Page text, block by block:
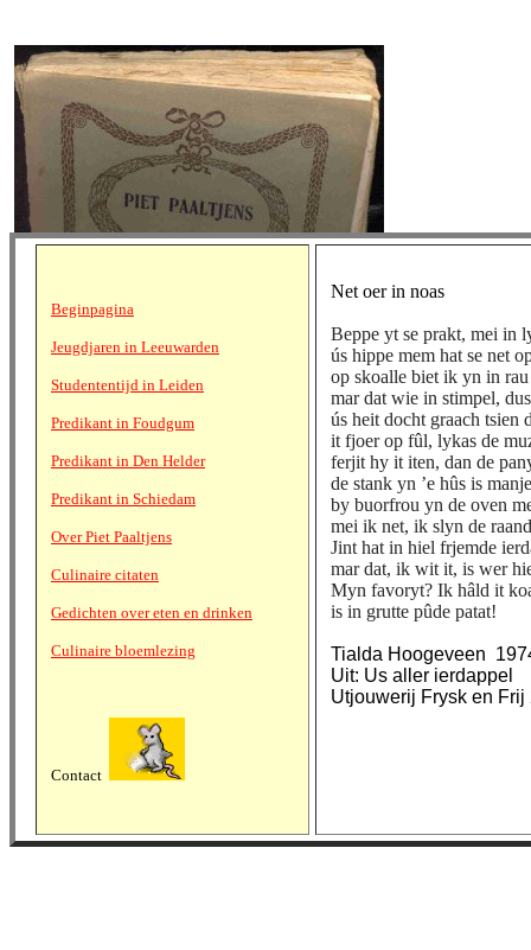
Beginpagina
Jeugdjaren in Leeuwarden
Studententijd in Leiden
Predikant in Foudgum
Predikant in Den Helder
Predikant in Schiedam
Over Piet Paaltjens
Culinaire citaten
Gedichten over eten en drinken
Culinaire bloemlezing
Contact
Net oer in noas
Beppe yt se prakt, mei in
ús hippe mem hat se net
op skoalle biet ik yn in
mar dat wie in stimpel,
ús heit docht graach tsien
it fjoer op fûl, lykas de
ferjit hy it iten, dan de
de stank yn ’e hûs is
by buorfrou yn de oven
mei ik net, ik slyn de
Jint hat in hiel frjemde
mar dat, ik wit it, is wer
Myn favoryt? Ik hâld it
is in grutte pûde patat!
Tialda Hoogeveen
Uit: Us aller ierdappel
Utjouwerij Frysk en Frij